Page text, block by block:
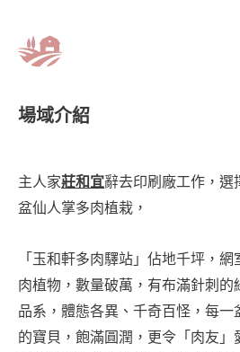
場域介紹
主人家莊和宜辭去印刷廠工作，選
盆仙人掌多肉植栽，
「玉和軒多肉驛站」佔地千坪，
肉植物，數量破萬，有布滿針刺的
品系，體態各異、千奇百怪，每
的寶貝，飽滿圓潤，更令「肉友」